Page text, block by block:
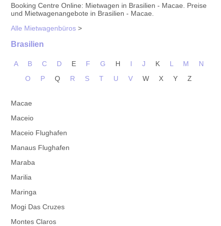
Booking Centre Online: Mietwagen in Brasilien - Macae. Preise
und Mietwagenangebote in Brasilien - Macae.
Alle Mietwagenbüros >
Brasilien
A B C D E F G H I J K L M
N
O
P Q R S T U V W X Y Z
Macae
Maceio
Maceio Flughafen
Manaus Flughafen
Maraba
Marilia
Maringa
Mogi Das Cruzes
Montes Claros